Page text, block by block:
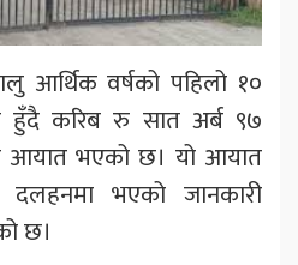
आर्थिक वर्षको पहिलो १०
हुँदै करिब रु सात अर्ब ९७
आयात भएको छ। यो आयात
दलहनमा भएको जानकारी
छ।